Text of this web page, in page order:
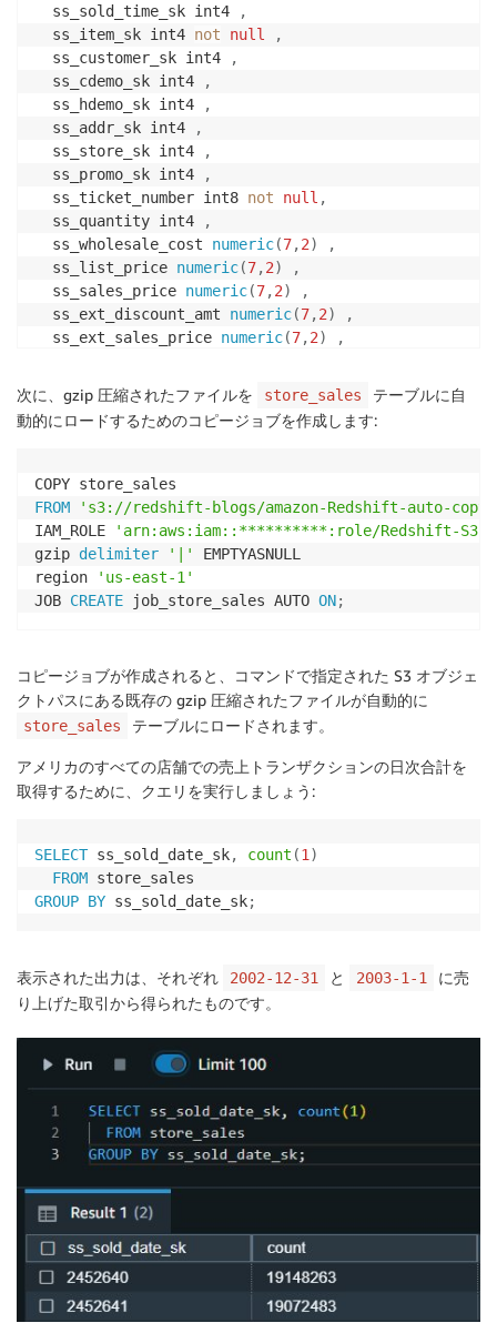
  ss_sold_time_sk int4
,
  ss_item_sk int4
not null
,
  ss_customer_sk int4
,
  ss_cdemo_sk int4
,
  ss_hdemo_sk int4
,
  ss_addr_sk int4
,
  ss_store_sk int4
,
  ss_promo_sk int4
,
  ss_ticket_number int8
not null ,
  ss_quantity int4
,
  ss_wholesale_cost
numeric(7,2)
,
  ss_list_price
numeric(7,2)
,
  ss_sales_price
numeric(7,2)
,
  ss_ext_discount_amt
numeric(7,2)
,
  ss_ext_sales_price
numeric(7,2)
,
  ss_ext_list_price
numeric
  ss_ext_tax
numeric ( 7 , 2)
  ss_coupon_amt
numeric( 7, 2)
,
  ss_net_paid_inc_tax
  ss_net_profit
numeric(7 ,2) ,
primary
key (ss_item_sk, ss_ticket_number)
) DISTKEY (ss_item_sk)
  SORTKEY
( ss_sold_date_sk
次に、gzip 圧縮されたファイルを store_sales
テーブルに自
動的にロードするためのコピージョブを作成します:
FROM
's3://redshift-blogs/amazon-Redshift-auto-
IAM_ROLE
'arn:aws:iam::**********:role/Redshift-S3'
gzip delimiter '|'
EMPTYASNULL
region
'us-east-1'
JOB CREATE job_store_sales AUTO ON;
コピージョブが作成されると、コマンドで指定された S3 オブジェ
クトパスにある既存の gzip 圧縮されたファイルが自動的に
store_sales テーブルにロードされます。
アメリカのすべての店舗での売上トランザクションの日次合計を
取得するために、クエリを実行しましょう:
SELECT ss_sold_date_sk, count (1)
FROM
GROUP BY ss_sold_date_sk;
表示された出力は、それぞれ 2002-12-31 と 2003-1-1
に売
り上げた取引から得られたものです。